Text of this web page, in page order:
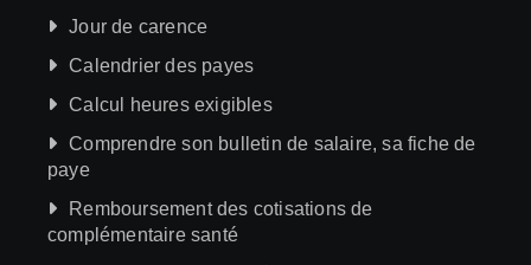
Jour de carence
Calendrier des payes
Calcul heures exigibles
Comprendre son bulletin de salaire, sa fiche de
paye
Remboursement des cotisations de
complémentaire santé